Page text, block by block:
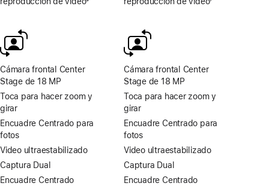
pie
Cámara frontal Center
Stage de 18 MP
Toca para hacer zoom y
girar
Encuadre Centrado para
fotos
Video ultraestabilizado
Captura Dual
Encuadre Centrado
pie
Cámara frontal Center
Stage de 18 MP
Toca para hacer zoom y
girar
Encuadre Centrado para
fotos
Video ultraestabilizado
Captura Dual
Encuadre Centrado